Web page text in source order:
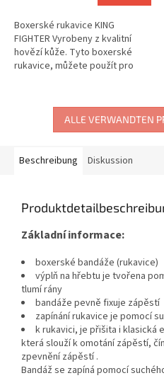
Boxerské rukavice KING
FIGHTER Vyrobeny z kvalitní
hovězí kůže. Tyto boxerské
rukavice, můžete použít pro
ALLE VERWANDTEN
Beschreibung Diskussion
Základní informace:
boxerské bandáže (rukavice)
výplň na hřebtu je tvořena
tlumí rány
bandáže pevně fixuje zápěstí
zapínání rukavice je pomocí
k rukavici, je přišita i klasická
která slouží k omotání zápěstí,
zpevnění zápěstí .
Bandáž se zapíná pomocí